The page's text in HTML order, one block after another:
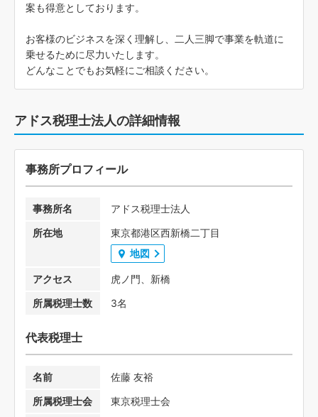
案も得意としております。
お客様のビジネスを深く理解し、二人三脚で事業を軌道に
乗せるために尽力いたします。
どんなことでもお気軽にご相談ください。
アドス税理士法人の詳細情報
事務所プロフィール
事務所名
アドス税理士法人
所在地
東京都港区西新橋二丁目
地図
アクセス
虎ノ門、新橋
所属税理士数
3名
代表税理士
名前
佐藤 友裕
所属税理士会
東京税理士会